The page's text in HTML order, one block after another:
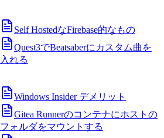
Self HostedなFirebase的なもの
Quest3でBeatsaberにカスタム曲を
入れる
Windows Insider デメリット
Gitea Runnerのコンテナにホストの
フォルダをマウントする